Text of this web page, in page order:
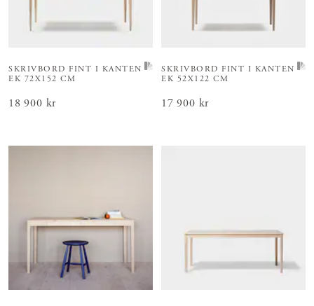
SKRIVBORD FINT I KANTEN
EK 72X152 CM
Pris:18 900 kr
18 900 kr
SKRIVBORD FINT I KANTEN
EK 52X122 CM
Pris:17 900 kr
17 900 kr